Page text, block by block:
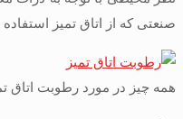
صنعتی که از اتاق تمیز
همه چیز در مورد رطوبت اتاق